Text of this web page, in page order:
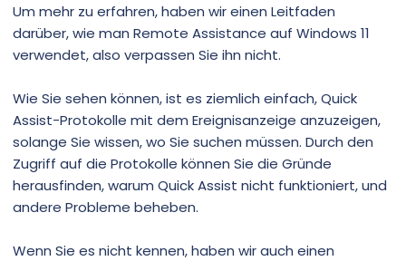
Um mehr zu erfahren, haben wir einen Leitfaden
darüber, wie man Remote Assistance auf Windows 11
verwendet, also verpassen Sie ihn nicht.
Wie Sie sehen können, ist es ziemlich einfach, Quick
Assist-Protokolle mit dem Ereignisanzeige anzuzeigen,
solange Sie wissen, wo Sie suchen müssen. Durch den
Zugriff auf die Protokolle können Sie die Gründe
herausfinden, warum Quick Assist nicht funktioniert, und
andere Probleme beheben.
Wenn Sie es nicht kennen, haben wir auch einen